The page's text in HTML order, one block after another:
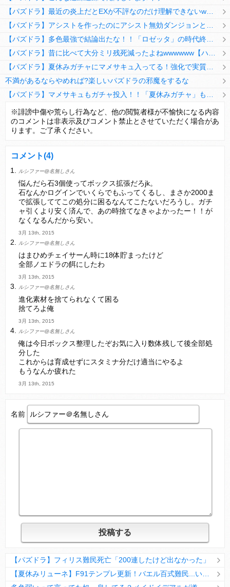
不満があるならやめれば?楽しいパズドラの邪魔をするな
【パズドラ】TB・HEARTSの6人は全員分岐進化とアシスト2種あり！HEARTSエンジェルの進化いいな
変な所でセーブして詰んだゲーム、貴方にはありますか？
Powered by livedoor 相互RSS
※誹謗中傷や荒らし行為など、他の閲覧者様が不愉快になる内容
のコメントは非表示及びコメント禁止とさせていただく場合があ
ります。ご了承ください。
コメント(4)
ルシファー@名無しさん
悩んだら石3個使ってボックス拡張だろjk。
石なんかログインでいくらでもふってくるし、まさか2000ま
で拡張しててこの処分に困るなんてこたないだろうし。ガチ
ャ引くより安く済んで、あの時捨てなきゃよかったー！！が
なくなるんだから安い。
3月 13th, 2015
ルシファー@名無しさん
はまひめチェイサーん時に18体貯まったけど
全部ノエドラの餌にしたわ
3月 13th, 2015
ルシファー@名無しさん
進化素材を捨てられなくて困る
捨てろよ俺
3月 13th, 2015
ルシファー@名無しさん
俺は今日ボックス整理したぞお気に入り数体残して後全部処
分した
これからは育成せずにスタミナ分だけ適当にやるよ
もうなんか疲れた
3月 13th, 2015
名前
【パズドラ】フィリス難民死亡「200連したけど出なかった」